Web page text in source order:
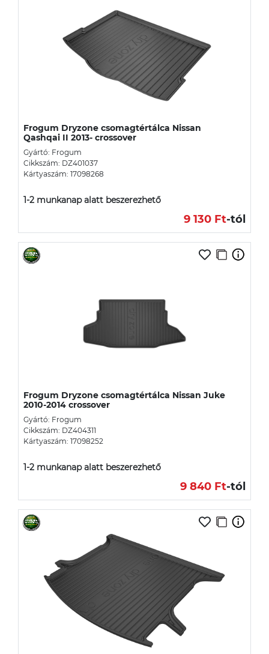
Frogum Dryzone csomagtértálca Nissan
Qashqai II 2013- crossover
Gyártó: Frogum
Cikkszám: DZ401037
Kártyaszám: 17098268
1-2 munkanap alatt beszerezhető
9 130 Ft-tól
Frogum Dryzone csomagtértálca Nissan Juke
2010-2014 crossover
Gyártó: Frogum
Cikkszám: DZ404311
Kártyaszám: 17098252
1-2 munkanap alatt beszerezhető
9 840 Ft-tól